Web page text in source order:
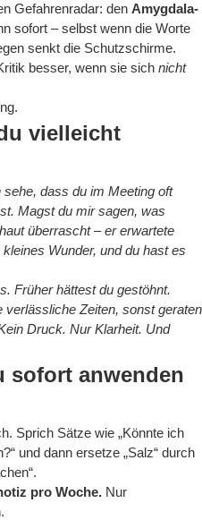
Gefahrenradar: den Amygdala-
sofort – selbst wenn die Worte
senkt die Schutzschirme.
besser, wenn sie sich nicht
vielleicht
dass du im Meeting oft
Magst du mir sagen, was
überrascht – er erwartete
Wunder, und du hast es
Früher hättest du gestöhnt.
verlässliche Zeiten, sonst geraten
Druck. Nur Klarheit. Und
sofort anwenden
Sprich Sätze wie „Könnte ich
und dann ersetze „Salz“ durch
pro Woche. Nur